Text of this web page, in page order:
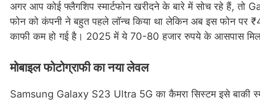
अगर आप कोई फ्लैगशिप स्मार्टफोन खरीदने के बारे में सोच रहे हैं,
फोन को कंपनी ने बहुत पहले लॉन्च किया था लेकिन अब इस फोन पर
काफी कम हो गई है। 2025 में ये 70-80 हजार रुपये के आसपास मिल
मोबाइल फोटोग्राफी का नया लेवल
Samsung Galaxy S23 Ultra 5G का कैमरा सिस्टम इसे बाकी